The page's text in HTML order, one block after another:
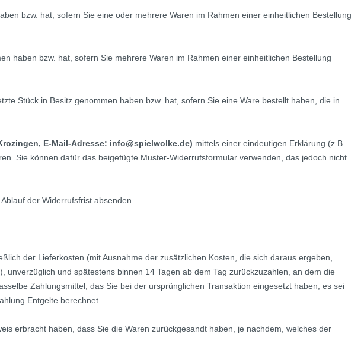
bzw. hat, sofern Sie eine oder mehrere Waren im Rahmen einer einheitlichen Bestellung
haben bzw. hat, sofern Sie mehrere Waren im Rahmen einer einheitlichen Bestellung
Stück in Besitz genommen haben bzw. hat, sofern Sie eine Ware bestellt haben, die in
E-Mail-Adresse: info@spielwolke.de) mittels einer eindeutigen Erklärung (z.B.
Sie können dafür das beigefügte Muster-Widerrufsformular verwenden, das jedoch nicht
der Widerrufsfrist absenden.
der Lieferkosten (mit Ausnahme der zusätzlichen Kosten, die sich daraus ergeben,
unverzüglich und spätestens binnen 14 Tagen ab dem Tag zurückzuzahlen, an dem die
Zahlungsmittel, das Sie bei der ursprünglichen Transaktion eingesetzt haben, es sei
Entgelte berechnet.
erbracht haben, dass Sie die Waren zurückgesandt haben, je nachdem, welches der